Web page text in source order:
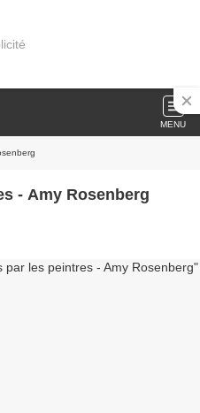
MENU
Les chats par les peintres - Amy Rosenberg